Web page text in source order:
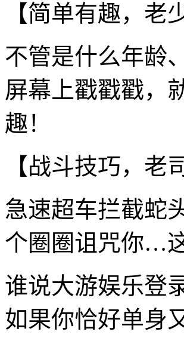
【简单有趣，老
不管是什么年龄
屏幕上戳戳戳，
趣！
【战斗技巧，老
急速超车拦截蛇
个圈圈诅咒你…
谁说大游娱乐登
如果你恰好单